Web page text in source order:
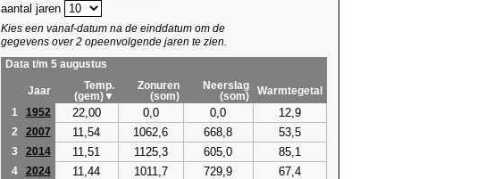
aantal jaren
Kies een vanaf-datum na de einddatum om de
gegevens over 2 opeenvolgende jaren te zien.
Data t/m 5 augustus
Jaar
Temp.
(gem)▼
Zonuren
(som)
Neerslag
(som)
Warmtegetal
1
1952 22,00 0,0 0,0 12,9
2 2007 11,54 1062,6 668,8 53,5
3 2014 11,51 1125,3 605,0 85,1
4 2024 11,44 1011,7 729,9 67,4